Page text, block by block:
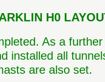
H0
As a
installed all
are also set.